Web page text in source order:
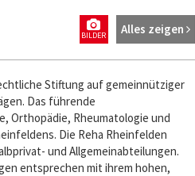
Alles zeigen
BILDER
Stiftung auf gemeinnütziger
Das führende
Orthopädie, Rheumatologie und
Die Reha Rheinfelden
und Allgemeinabteilungen.
entsprechen mit ihrem hohen,